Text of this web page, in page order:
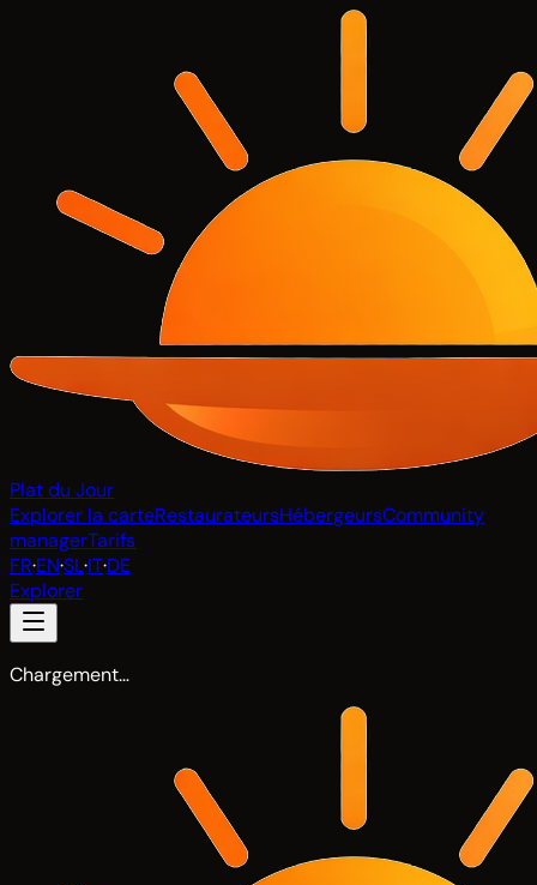
Plat du Jour
Explorer la carteRestaurateursHébergeursCommunity
managerTarifs
FR·EN·SL·IT·DE
Explorer
Chargement…